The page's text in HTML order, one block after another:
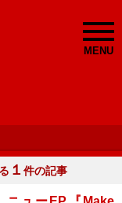
MENU
１ 件の記事